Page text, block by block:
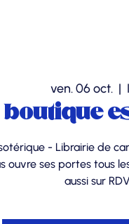
ven. 06 oct.
  |
boutique
- Librairie de
ouvre ses portes tous
aussi sur